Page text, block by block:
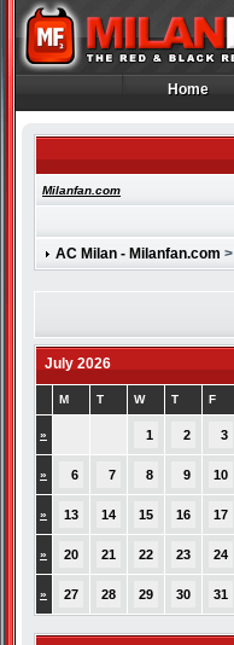
Home
Home
Milanfan.com
AC Milan - Milanfan.com >
July 2026
M T W T F
» 1 2 3
» 6 7 8 9 10
» 13 14 15 16 17
» 20 21 22 23 24
» 27 28 29 30 31